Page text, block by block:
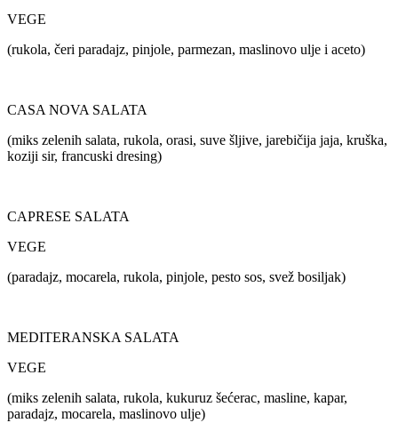
VEGE
(rukola, čeri paradajz, pinjole, parmezan, maslinovo ulje i aceto)
CASA NOVA SALATA
(miks zelenih salata, rukola, orasi, suve šljive, jarebičija jaja, kruška,
koziji sir, francuski dresing)
CAPRESE SALATA
VEGE
(paradajz, mocarela, rukola, pinjole, pesto sos, svež bosiljak)
MEDITERANSKA SALATA
VEGE
(miks zelenih salata, rukola, kukuruz šećerac, masline, kapar,
paradajz, mocarela, maslinovo ulje)